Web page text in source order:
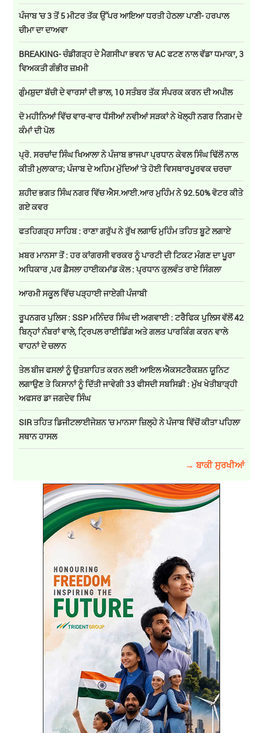
ਪੰਜਾਬ 'ਚ 3 ਤੋਂ 5 ਮੀਟਰ ਤੱਕ ਉੱਪਰ ਆਇਆ ਧਰਤੀ ਹੇਠਲਾ ਪਾਣੀ- ਹਰਪਾਲ
ਚੀਮਾ ਦਾ ਦਾਅਵਾ
BREAKING- ਚੰਡੀਗੜ੍ਹ ਦੇ ਮੈਗਸੀਪਾ ਭਵਨ 'ਚ AC ਫਟਣ ਨਾਲ ਵੱਡਾ ਧਮਾਕਾ, 3
ਵਿਅਕਤੀ ਗੰਭੀਰ ਜ਼ਖ਼ਮੀ
ਗੁੰਮਸ਼ੁਦਾ ਬੱਚੀ ਦੇ ਵਾਰਸਾਂ ਦੀ ਭਾਲ, 10 ਸਤੰਬਰ ਤੱਕ ਸੰਪਰਕ ਕਰਨ ਦੀ ਅਪੀਲ
ਦੋ ਮਹੀਨਿਆਂ ਵਿੱਚ ਵਾਰ-ਵਾਰ ਧੱਸੀਆਂ ਨਵੀਆਂ ਸੜਕਾਂ ਨੇ ਖੋਲ੍ਹੀ ਨਗਰ ਨਿਗਮ ਦੇ
ਕੰਮਾਂ ਦੀ ਪੋਲ
ਪ੍ਰੋ. ਸਰਚਾਂਦ ਸਿੰਘ ਖਿਆਲਾ ਨੇ ਪੰਜਾਬ ਭਾਜਪਾ ਪ੍ਰਧਾਨ ਕੇਵਲ ਸਿੰਘ ਢਿੱਲੋਂ ਨਾਲ
ਕੀਤੀ ਮੁਲਾਕਾਤ; ਪੰਜਾਬ ਦੇ ਅਹਿਮ ਮੁੱਦਿਆਂ 'ਤੇ ਹੋਈ ਵਿਸਥਾਰਪੂਰਵਕ ਚਰਚਾ
ਸ਼ਹੀਦ ਭਗਤ ਸਿੰਘ ਨਗਰ ਵਿੱਚ ਐਸ.ਆਈ.ਆਰ ਮੁਹਿੰਮ ਨੇ 92.50% ਵੋਟਰ ਕੀਤੇ
ਗਏ ਕਵਰ
ਫਤਹਿਗੜ੍ਹ ਸਾਹਿਬ : ਰਾਣਾ ਗਰੁੱਪ ਨੇ ਰੁੱਖ ਲਗਾਓ ਮੁਹਿੰਮ ਤਹਿਤ ਬੂਟੇ ਲਗਾਏ
ਖ਼ਬਰ ਮਾਨਸਾ ਤੋਂ : ਹਰ ਕਾਂਗਰਸੀ ਵਰਕਰ ਨੂੰ ਪਾਰਟੀ ਦੀ ਟਿਕਟ ਮੰਗਣ ਦਾ ਪੂਰਾ
ਅਧਿਕਾਰ ,ਪਰ ਫ਼ੈਸਲਾ ਹਾਈਕਮਾਂਡ ਕੋਲ : ਪ੍ਰਧਾਨ ਕੁਲਵੰਤ ਰਾਏ ਸਿੰਗਲਾ
ਆਰਮੀ ਸਕੂਲ ਵਿੱਚ ਪੜ੍ਹਾਈ ਜਾਏਗੀ ਪੰਜਾਬੀ
ਰੂਪਨਗਰ ਪੁਲਿਸ : SSP ਮਨਿੰਦਰ ਸਿੰਘ ਦੀ ਅਗਵਾਈ : ਟਰੈਫਿਕ ਪੁਲਿਸ ਵੱਲੋਂ 42
ਬਿਨ੍ਹਾਂ ਨੰਬਰਾਂ ਵਾਲੇ, ਟ੍ਰਿਪਲ ਰਾਈਡਿੰਗ ਅਤੇ ਗਲਤ ਪਾਰਕਿੰਗ ਕਰਨ ਵਾਲੇ
ਵਾਹਨਾਂ ਦੇ ਚਲਾਨ
ਤੇਲ ਬੀਜ ਫਸਲਾਂ ਨੂੰ ਉਤਸ਼ਾਹਿਤ ਕਰਨ ਲਈ ਆਇਲ ਐਕਸਟਰੈਕਸ਼ਨ ਯੂਨਿਟ
ਲਗਾਉਣ ਤੇ ਕਿਸਾਨਾਂ ਨੂੰ ਦਿੱਤੀ ਜਾਵੇਗੀ 33 ਫੀਸਦੀ ਸਬਸਿਡੀ : ਮੁੱਖ ਖੇਤੀਬਾੜ੍ਹੀ
ਅਫਸਰ ਡਾ ਜਗਦੇਵ ਸਿੰਘ
SIR ਤਹਿਤ ਡਿਜੀਟਲਾਈਜੇਸ਼ਨ 'ਚ ਮਾਨਸਾ ਜ਼ਿਲ੍ਹੇ ਨੇ ਪੰਜਾਬ ਵਿੱਚੋਂ ਕੀਤਾ ਪਹਿਲਾ
ਸਥਾਨ ਹਾਸਲ
→ ਬਾਕੀ ਸੁਰਖੀਆਂ